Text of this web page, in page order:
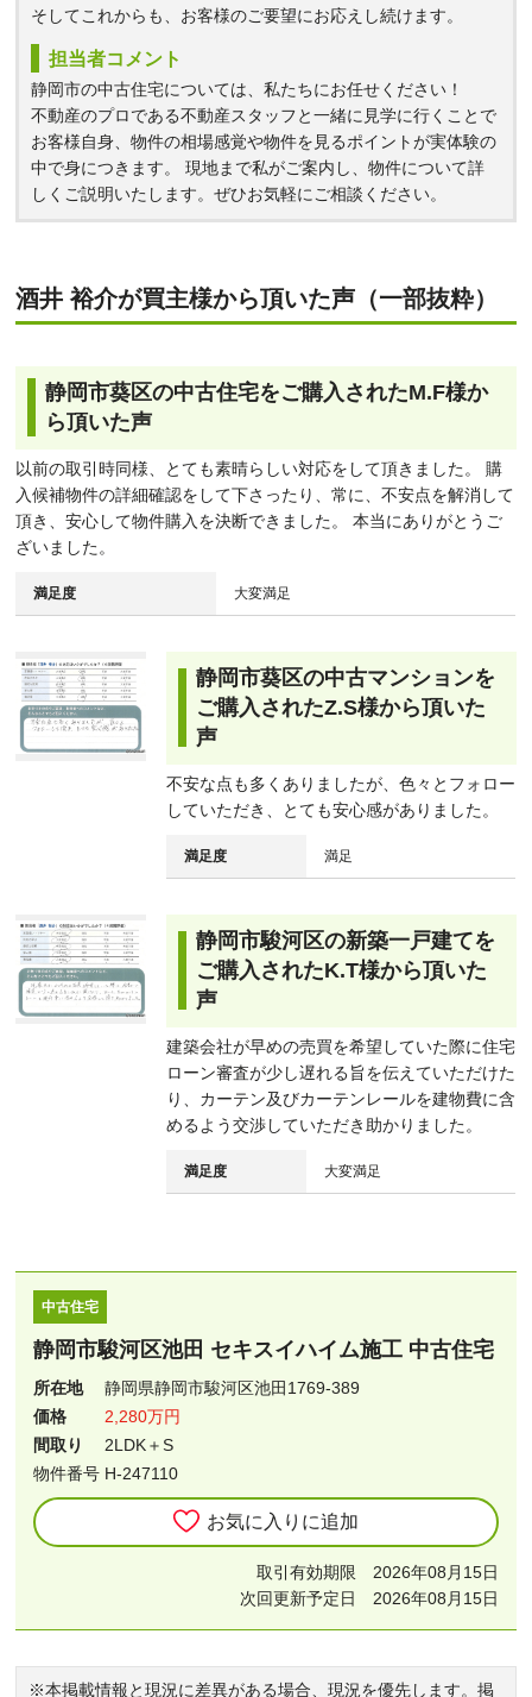
そしてこれからも、お客様のご要望にお応えし続けます。
担当者コメント
静岡市の中古住宅については、私たちにお任せください！
不動産のプロである不動産スタッフと一緒に見学に行くことで
お客様自身、物件の相場感覚や物件を見るポイントが実体験の
中で身につきます。 現地まで私がご案内し、物件について詳
しくご説明いたします。ぜひお気軽にご相談ください。
酒井 裕介が買主様から頂いた声（一部抜粋）
静岡市葵区の中古住宅をご購入されたM.F様か
ら頂いた声
以前の取引時同様、とても素晴らしい対応をして頂きました。 購
入候補物件の詳細確認をして下さったり、常に、不安点を解消して
頂き、安心して物件購入を決断できました。 本当にありがとうご
ざいました。
満足度 大変満足
静岡市葵区の中古マンションを
ご購入されたZ.S様から頂いた
声
不安な点も多くありましたが、色々とフォロー
していただき、とても安心感がありました。
満足度 満足
静岡市駿河区の新築一戸建てを
ご購入されたK.T様から頂いた
声
建築会社が早めの売買を希望していた際に住宅
ローン審査が少し遅れる旨を伝えていただけた
り、カーテン及びカーテンレールを建物費に含
めるよう交渉していただき助かりました。
満足度 大変満足
中古住宅
静岡市駿河区池田 セキスイハイム施工 中古住宅
所在地
静岡県静岡市駿河区池田1769-389
価格
2,280万円
間取り
2LDK＋S
物件番号 H-247110
お気に入りに追加
取引有効期限 2026年08月15日
次回更新予定日 2026年08月15日
※本掲載情報と現況に差異がある場合、現況を優先します。掲